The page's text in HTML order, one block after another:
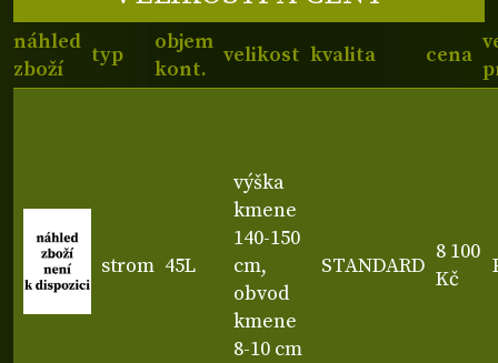
náhled
zboží
typ
objem
kont.
velikost kvalita cena
strom 45L
výška
kmene
140-150
cm,
obvod
kmene
8-10 cm
STANDARD
8 100
Kč